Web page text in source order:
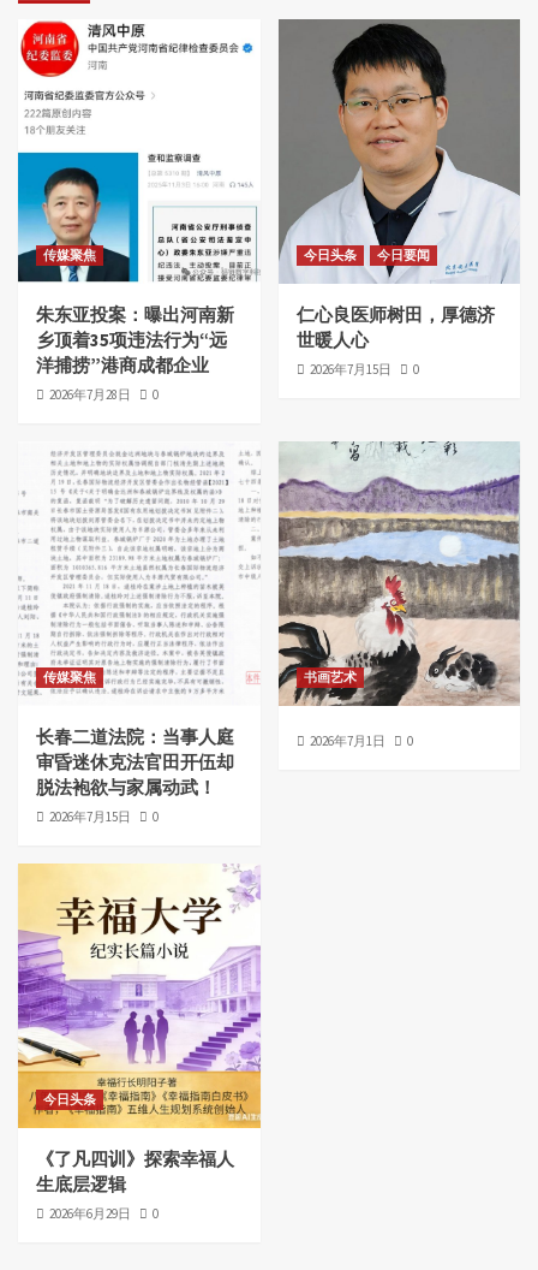
传媒聚焦
朱东亚投案：曝出河南新
乡顶着35项违法行为“远
洋捕捞”港商成都企业
2026年7月28日 0
今日头条 今日要闻
仁心良医师树田，厚德济
世暖人心
2026年7月15日 0
传媒聚焦
长春二道法院：当事人庭
审昏迷休克法官田开伍却
脱法袍欲与家属动武！
2026年7月15日 0
书画艺术
2026年7月1日 0
今日头条
《了凡四训》探索幸福人
生底层逻辑
2026年6月29日 0